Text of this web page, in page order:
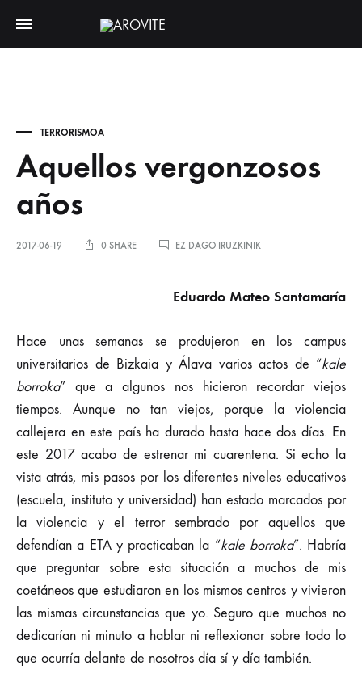
TERRORISMOA
Aquellos vergonzosos
años
2017-06-19 0 SHARE EZ DAGO IRUZKINIKAQUELLOS
Eduardo Mateo Santamaría
Hace unas semanas se produjeron en los campus
universitarios de Bizkaia y Álava varios actos de “kale
borroka” que a algunos nos hicieron recordar viejos
tiempos. Aunque no tan viejos, porque la violencia
callejera en este país ha durado hasta hace dos días. En
este 2017 acabo de estrenar mi cuarentena. Si echo la
vista atrás, mis pasos por los diferentes niveles educativos
(escuela, instituto y universidad) han estado marcados por
la violencia y el terror sembrado por aquellos que
defendían a ETA y practicaban la “kale borroka”. Habría
que preguntar sobre esta situación a muchos de mis
coetáneos que estudiaron en los mismos centros y vivieron
las mismas circunstancias que yo. Seguro que muchos no
dedicarían ni minuto a hablar ni reflexionar sobre todo lo
que ocurría delante de nosotros día sí y día también.